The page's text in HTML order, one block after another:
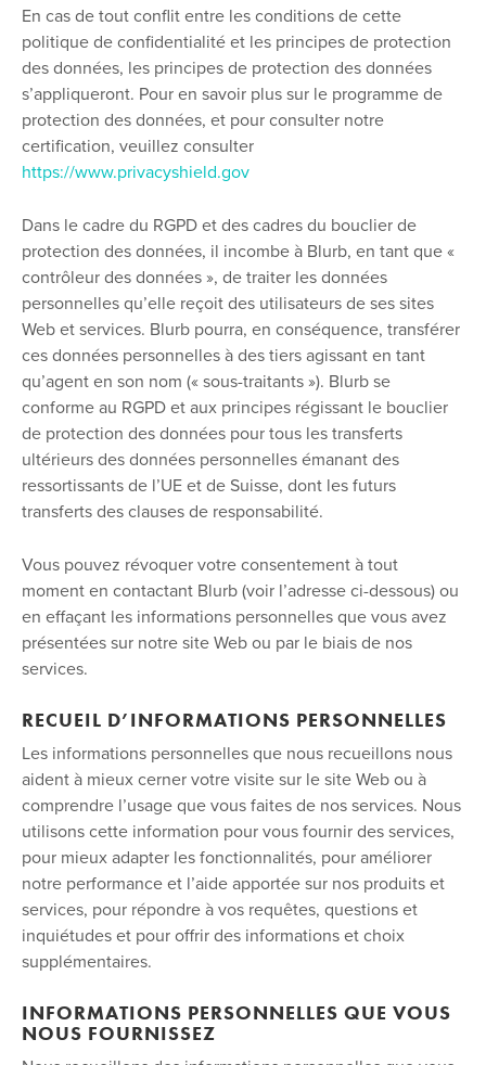
En cas de tout conflit entre les conditions de cette
politique de confidentialité et les principes de protection
des données, les principes de protection des données
s’appliqueront. Pour en savoir plus sur le programme de
protection des données, et pour consulter notre
certification, veuillez consulter
https://www.privacyshield.gov
Dans le cadre du RGPD et des cadres du bouclier de
protection des données, il incombe à Blurb, en tant que «
contrôleur des données », de traiter les données
personnelles qu’elle reçoit des utilisateurs de ses sites
Web et services. Blurb pourra, en conséquence, transférer
ces données personnelles à des tiers agissant en tant
qu’agent en son nom (« sous-traitants »). Blurb se
conforme au RGPD et aux principes régissant le bouclier
de protection des données pour tous les transferts
ultérieurs des données personnelles émanant des
ressortissants de l’UE et de Suisse, dont les futurs
transferts des clauses de responsabilité.
Vous pouvez révoquer votre consentement à tout
moment en contactant Blurb (voir l’adresse ci-dessous) ou
en effaçant les informations personnelles que vous avez
présentées sur notre site Web ou par le biais de nos
services.
RECUEIL D’INFORMATIONS PERSONNELLES
Les informations personnelles que nous recueillons nous
aident à mieux cerner votre visite sur le site Web ou à
comprendre l’usage que vous faites de nos services. Nous
utilisons cette information pour vous fournir des services,
pour mieux adapter les fonctionnalités, pour améliorer
notre performance et l’aide apportée sur nos produits et
services, pour répondre à vos requêtes, questions et
inquiétudes et pour offrir des informations et choix
supplémentaires.
INFORMATIONS PERSONNELLES QUE VOUS
NOUS FOURNISSEZ